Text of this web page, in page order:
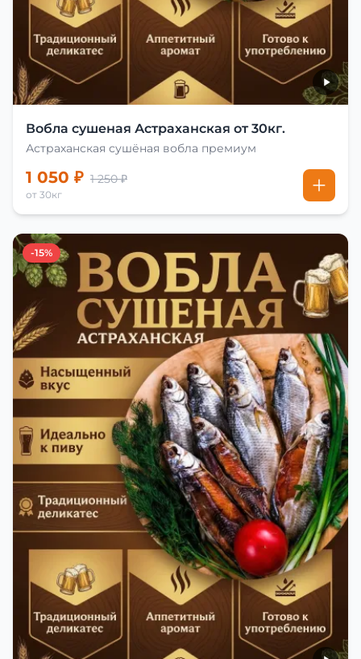
Вобла сушеная Астраханская от 30кг.
Астраханская сушёная вобла премиум
1 050 ₽ 1 250 ₽
от 30кг
-15%